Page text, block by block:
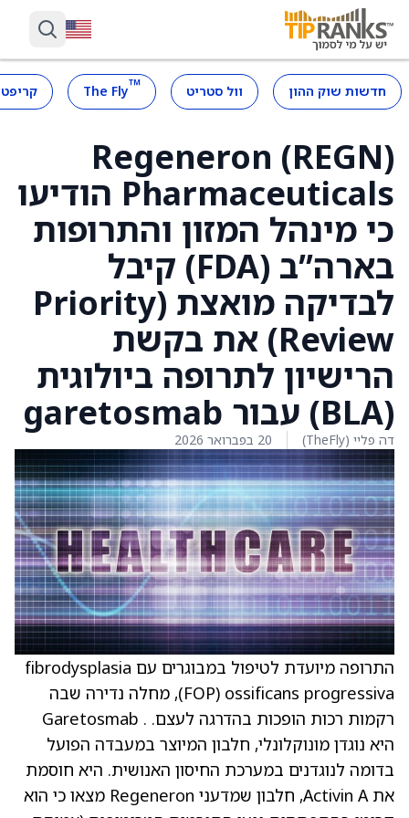
חדשות שוק ההון וול סטריט ™
The Fly
Regeneron (REGN)
Pharmaceuticals הודיעו
כי מינהל המזון והתרופות
בארה”ב (FDA) קיבל
לבדיקה מואצת (Priority
Review) את בקשת
הרישיון לתרופה ביולוגית
(BLA) עבור garetosmab
דה פליי (TheFly) 20 בפברואר 2026
התרופה מיועדת לטיפול במבוגרים עם fibrodysplasia
ossificans progressiva ‏(FOP), מחלה נדירה שבה
רקמות רכות הופכות בהדרגה לעצם. . Garetosmab
היא נוגדן מונוקלונלי, חלבון המיוצר במעבדה הפועל
בדומה לנוגדנים במערכת החיסון האנושית. היא חוסמת
את Activin A, חלבון שמדעני Regeneron מצאו כי הוא